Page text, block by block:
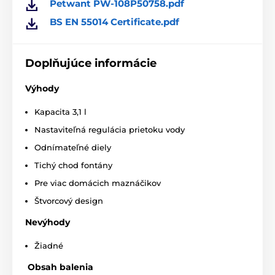
Technické špecifikácie sa môžu zmeniť bez
ilustračný charakter.
Produkt je zaradený v kategóriách
Petwant PW-108P50758.pdf
BS EN 55014 Certificate.pdf
Doplňujúce informácie
Výhody
Kapacita 3,1 l
Nastaviteľná regulácia prietoku vody
Odnímateľné diely
Tichý chod fontány
Pre viac domácich maznáčikov
Štvorcový design
Nevýhody
Žiadné
Obsah balenia